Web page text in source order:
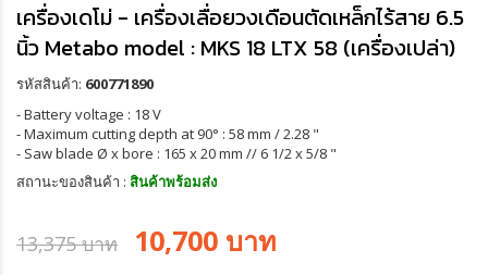
เครื่องเดโม่ - เครื่องเลื่อยวงเดือนตัดเหล็กไร้สาย 6.5
นิ้ว Metabo model : MKS 18 LTX 58 (เครื่องเปล่า)
รหัสสินค้า: 600771890
- Battery voltage : 18 V
- Maximum cutting depth at 90° : 58 mm / 2.28 "
- Saw blade Ø x bore : 165 x 20 mm // 6 1/2 x 5/8 "
สถานะของสินค้า : สินค้าพร้อมส่ง
13,375 บาท 10,700 บาท